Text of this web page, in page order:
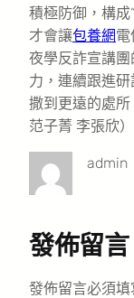
積極防御，構成
才會讓包養網
夜學反詐宣講
力，連續跟進
撒到更遠的處所
范子菁 李張欣）
admin
發佈留言
發佈留言必須填